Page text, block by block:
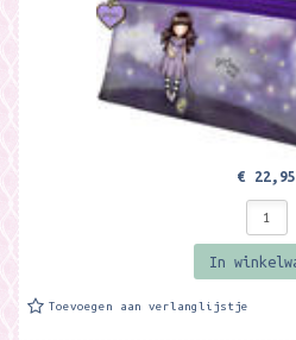
€ 22,95
In
Toevoegen aan verlanglijstje